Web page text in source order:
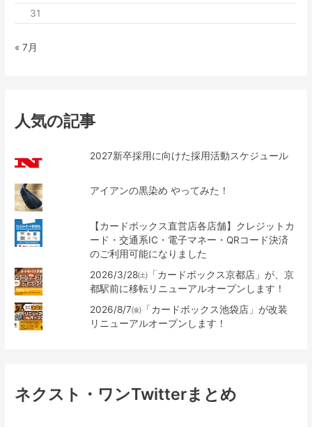
31
« 7月
人気の記事
2027新卒採用に向けた採用活動スケジュール
アイアンの黒染め やってみた！
【カードボックス直営店各店舗】クレジットカ
ード・交通系IC・電子マネー・QRコード決済
のご利用可能になりました
2026/3/28㈯「カードボックス京都店」が、京
都駅前に移転リニューアルオープンします！
2026/8/7㈮「カードボックス池袋店」が改装
リニューアルオープンします！
ネクスト・ワンTwitterまとめ